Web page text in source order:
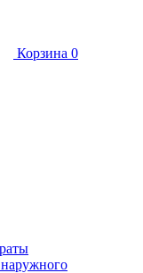
Корзина 0